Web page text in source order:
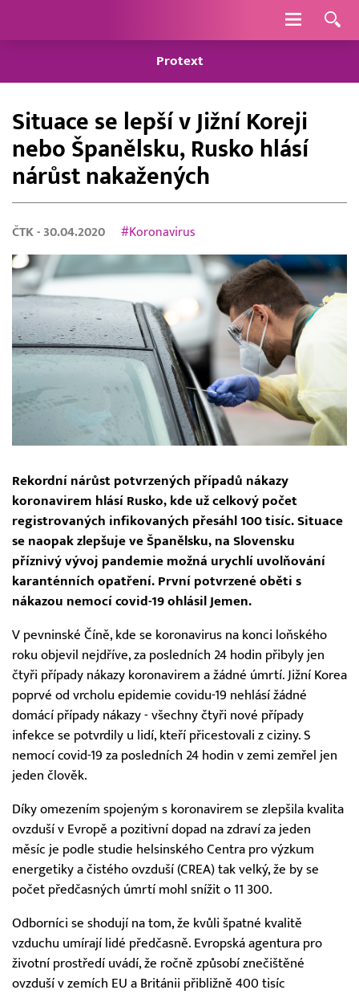
Navigace
Protext
Situace se lepší v Jižní Koreji
nebo Španělsku, Rusko hlásí
nárůst nakažených
ČTK - 30.04.2020 #Koronavirus
Rekordní nárůst potvrzených případů nákazy
koronavirem hlásí Rusko, kde už celkový počet
registrovaných infikovaných přesáhl 100 tisíc. Situace
se naopak zlepšuje ve Španělsku, na Slovensku
příznivý vývoj pandemie možná urychlí uvolňování
karanténních opatření. První potvrzené oběti s
nákazou nemocí covid-19 ohlásil Jemen.
V pevninské Číně, kde se koronavirus na konci loňského
roku objevil nejdříve, za posledních 24 hodin přibyly jen
čtyři případy nákazy koronavirem a žádné úmrtí. Jižní Korea
poprvé od vrcholu epidemie covidu-19 nehlásí žádné
domácí případy nákazy - všechny čtyři nové případy
infekce se potvrdily u lidí, kteří přicestovali z ciziny. S
nemocí covid-19 za posledních 24 hodin v zemi zemřel jen
jeden člověk.
Díky omezením spojeným s koronavirem se zlepšila kvalita
ovzduší v Evropě a pozitivní dopad na zdraví za jeden
měsíc je podle studie helsinského Centra pro výzkum
energetiky a čistého ovzduší (CREA) tak velký, že by se
počet předčasných úmrtí mohl snížit o 11 300.
Odborníci se shodují na tom, že kvůli špatné kvalitě
vzduchu umírají lidé předčasně. Evropská agentura pro
životní prostředí uvádí, že ročně způsobí znečištěné
ovzduší v zemích EU a Británii přibližně 400 tisíc